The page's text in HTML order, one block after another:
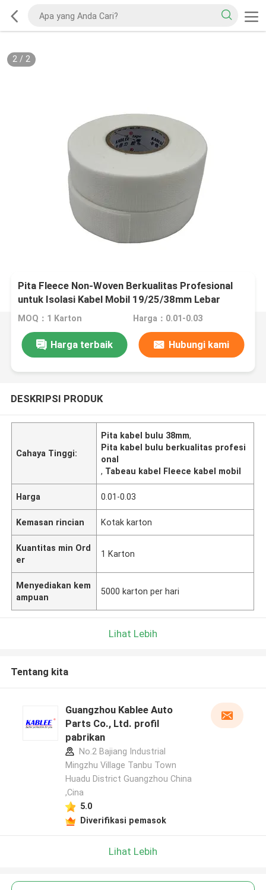
2/ 2
Pita Fleece Non-Woven Berkualitas Profesional
untuk Isolasi Kabel Mobil 19/25/38mm Lebar
0,31mm Ketebalan
MOQ：1 Karton Harga：0.01-0.03
Harga terbaik Hubungi kami
DESKRIPSI PRODUK
Cahaya Tinggi:
Pita kabel bulu 38mm,
Pita kabel bulu berkualitas profesi
onal
, Tabeau kabel Fleece kabel mobil
Harga 0.01-0.03
Kemasan rincian Kotak karton
Kuantitas min Ord
er
1 Karton
Menyediakan kem
ampuan
5000 karton per hari
Lihat Lebih
Tentang kita
Guangzhou Kablee Auto
Parts Co., Ltd. profil
pabrikan
No.2 Bajiang Industrial
Mingzhu Village Tanbu Town
Huadu District Guangzhou China
,Cina
5.0
Diverifikasi pemasok
Lihat Lebih